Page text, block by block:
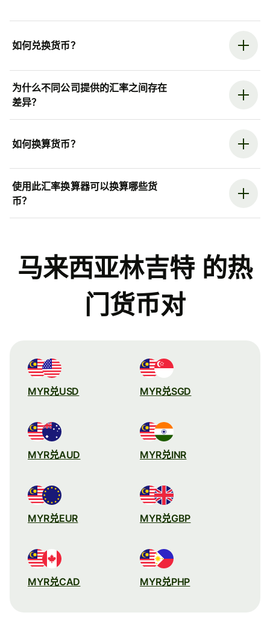
如何兑换货币？
为什么不同公司提供的汇率之间存在
差异？
如何换算货币？
使用此汇率换算器可以换算哪些货
币？
马来西亚林吉特 的热
门货币对
MYR兑USD MYR兑SGD
MYR兑AUD MYR兑INR
MYR兑EUR MYR兑GBP
MYR兑CAD MYR兑PHP